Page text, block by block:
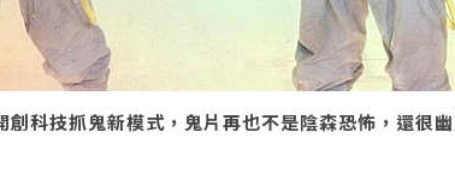
創科技抓鬼新模式，鬼片再也不是陰森恐怖，還很